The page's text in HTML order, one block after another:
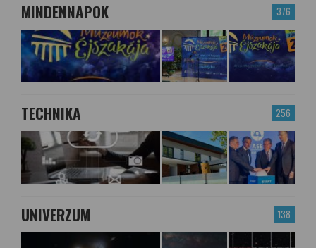
376
MINDENNAPOK
256
TECHNIKA
138
UNIVERZUM